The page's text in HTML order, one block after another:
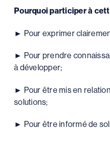
Pourquoi participer à
► Pour exprimer
► Pour prendre
à développer;
► Pour être mis en
solutions;
► Pour être informé de